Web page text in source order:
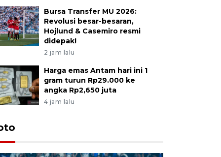
Bursa Transfer MU 2026:
Revolusi besar-besaran,
Hojlund & Casemiro resmi
didepak!
2 jam lalu
Harga emas Antam hari ini 1
gram turun Rp29.000 ke
angka Rp2,650 juta
4 jam lalu